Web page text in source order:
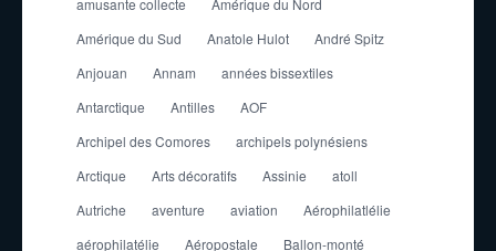
Amérique du Sud
Anatole Hulot
André Spitz
Anjouan
Annam
années bissextiles
Antarctique
Antilles
AOF
Archipel des Comores
archipels polynésiens
Arctique
Arts décoratifs Assinie
atoll
Autriche
aventure aviation
Aérophilatlélie
aérophilatélie
Aéropostale
Ballon-monté